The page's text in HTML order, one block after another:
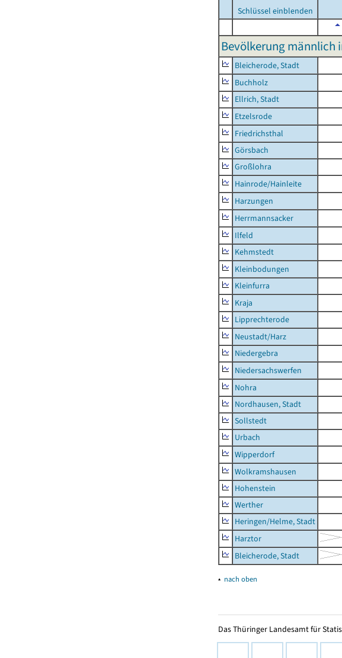
Schlüssel einblenden
Bevölkerung männlich
Bleicherode, Stadt
Buchholz
Ellrich, Stadt
Etzelsrode
Friedrichsthal
Görsbach
Großlohra
Hainrode/Hainleite
Harzungen
Herrmannsacker
Ilfeld
Kehmstedt
Kleinbodungen
Kleinfurra
Kraja
Lipprechterode
Neustadt/Harz
Niedergebra
Niedersachswerfen
Nohra
Nordhausen, Stadt
Sollstedt
Urbach
Wipperdorf
Wolkramshausen
Hohenstein
Werther
Heringen/Helme, Stadt
Harztor
Bleicherode, Stadt
▴ nach oben
Das Thüringer Landesamt für